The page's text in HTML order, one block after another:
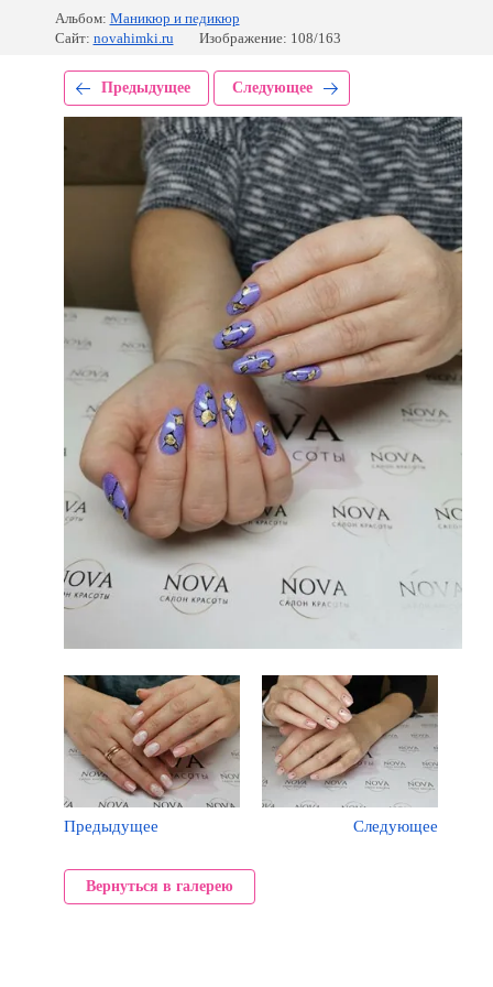
Альбом: Маникюр и педикюр
Сайт: novahimki.ru Изображение: 108/163
Предыдущее Следующее
Предыдущее Следующее
Вернуться в галерею